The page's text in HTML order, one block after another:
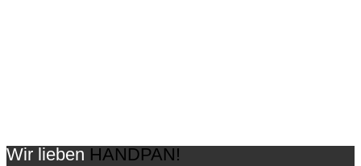
Wir lieben HANDPAN!